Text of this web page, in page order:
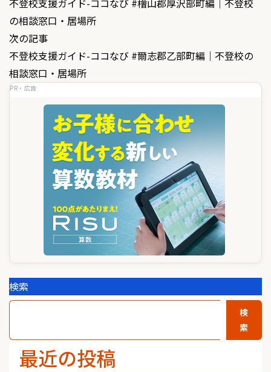
稿
ナ
ビ
ゲ
の相談窓口・居場所
次の記事
不登校支援ガイド-ココなび #爾志郡乙部町編｜不登校の
相談窓口・居場所
PR・広告
検索
検
索
最近の投稿